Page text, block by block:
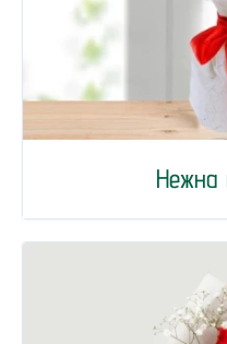
Нежна